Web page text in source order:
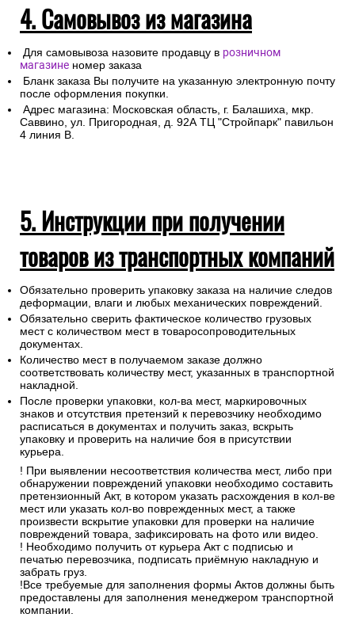
4. Самовывоз из магазина
Для самовывоза назовите продавцу в розничном
магазине номер заказа
Бланк заказа Вы получите на указанную электронную почту
после оформления покупки.
Адрес магазина: Московская область, г. Балашиха, мкр.
Саввино, ул. Пригородная, д. 92А ТЦ "Стройпарк" павильон
4 линия В.
5. Инструкции при получении
товаров из транспортных компаний
Обязательно проверить упаковку заказа на наличие следов
деформации, влаги и любых механических повреждений.
Обязательно сверить фактическое количество грузовых
мест с количеством мест в товаросопроводительных
документах.
Количество мест в получаемом заказе должно
соответствовать количеству мест, указанных в транспортной
накладной.
После проверки упаковки, кол-ва мест, маркировочных
знаков и отсутствия претензий к перевозчику необходимо
расписаться в документах и получить заказ, вскрыть
упаковку и проверить на наличие боя в присутствии
курьера.
! При выявлении несоответствия количества мест, либо при
обнаружении повреждений упаковки необходимо составить
претензионный Акт, в котором указать расхождения в кол-ве
мест или указать кол-во поврежденных мест, а также
произвести вскрытие упаковки для проверки на наличие
повреждений товара, зафиксировать на фото или видео.
! Необходимо получить от курьера Акт с подписью и
печатью перевозчика, подписать приёмную накладную и
забрать груз.
!Все требуемые для заполнения формы Актов должны быть
предоставлены для заполнения менеджером транспортной
компании.